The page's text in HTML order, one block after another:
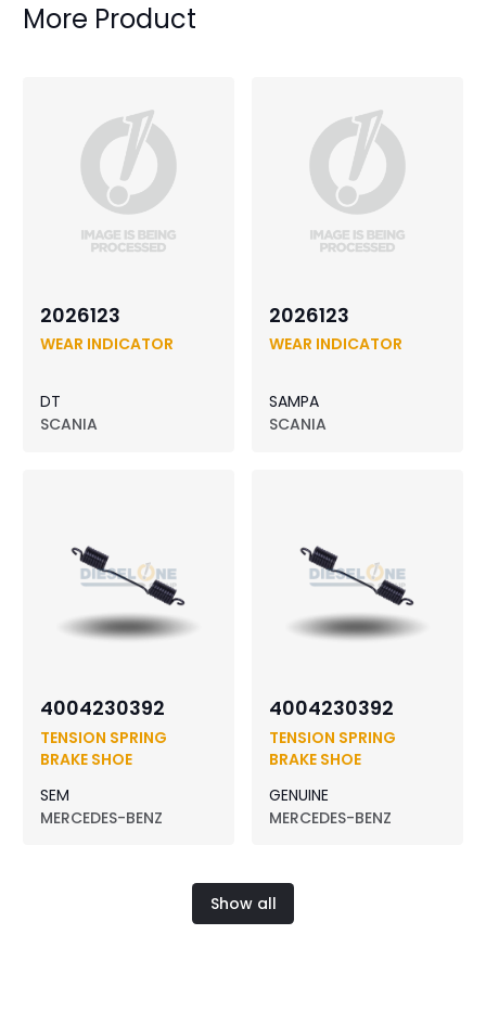
More Product
2026123
WEAR INDICATOR
DT
SCANIA
2026123
WEAR INDICATOR
SAMPA
SCANIA
4004230392
TENSION SPRING
BRAKE SHOE
SEM
MERCEDES-BENZ
4004230392
TENSION SPRING
BRAKE SHOE
GENUINE
MERCEDES-BENZ
Show all